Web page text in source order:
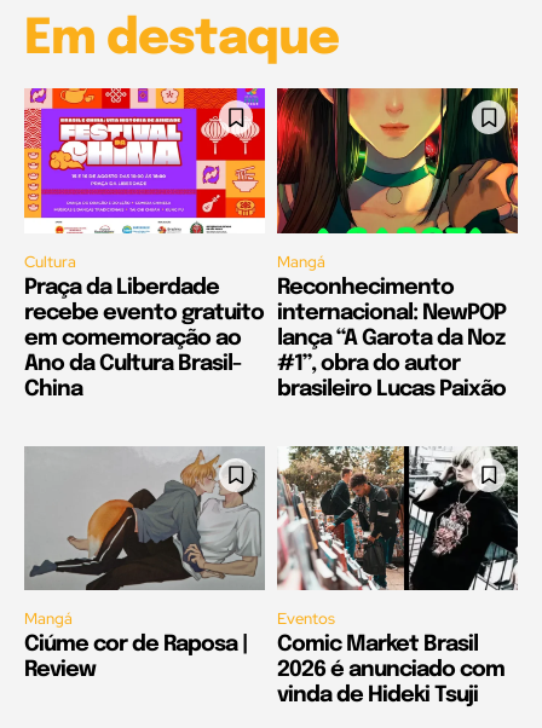
Em destaque
Cultura
Praça da Liberdade
recebe evento gratuito
em comemoração ao
Ano da Cultura Brasil-
China
Mangá
Reconhecimento
internacional: NewPOP
lança “A Garota da Noz
#1”, obra do autor
brasileiro Lucas Paixão
Mangá
Ciúme cor de Raposa |
Review
Eventos
Comic Market Brasil
2026 é anunciado com
vinda de Hideki Tsuji